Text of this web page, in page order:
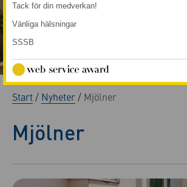
Start/ Nyheter/ Mjölner
Mjölner
Tack för din medverkan!
Vänliga hälsningar
SSSB